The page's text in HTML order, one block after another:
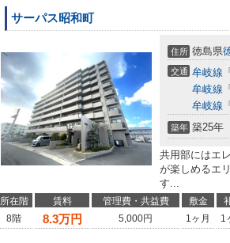
サーパス昭和町
住所 徳島県
交通 牟岐線 「
牟岐線 「
牟岐線 「
築年 築25年
共用部にはエ
が楽しめるエ
す...
所在階 賃料 管理費・共益費 敷金
8階
8.3万円 5,000円 1ヶ月 1